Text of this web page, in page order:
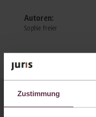
Zustimmung
Autoren:
Sophie Freier
Sie kennen